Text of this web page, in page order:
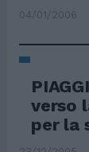
04/01/2006
verso
per la